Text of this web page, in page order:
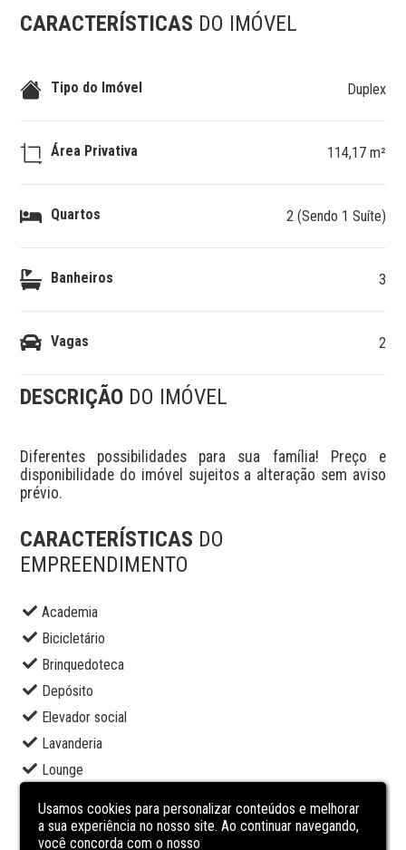
CARACTERÍSTICAS DO IMÓVEL
Tipo do Imóvel Duplex
Área Privativa 114,17 m²
Quartos 2 (Sendo 1 Suíte)
Banheiros 3
Vagas 2
DESCRIÇÃO DO IMÓVEL
Diferentes possibilidades para sua família! Preço e
disponibilidade do imóvel sujeitos a alteração sem aviso
prévio.
CARACTERÍSTICAS DO
EMPREENDIMENTO
Academia
Bicicletário
Brinquedoteca
Depósito
Elevador social
Lavanderia
Lounge
Piscina infantil
Usamos cookies para personalizar conteúdos e melhorar
a sua experiência no nosso site. Ao continuar navegando,
você concorda com o nosso